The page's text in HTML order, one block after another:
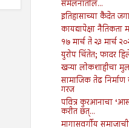
संमेलनातील...
इतिहासाच्या कैदेत
कायद्यापेक्षा नैतिकता
१७ मार्च ते २३ मार्च
युरोप चिंतेत; फादर
खऱ्या लोकशाहीचा
सामाजिक तेढ
गरज
पवित्र कुरआनाचा
करीत छत्...
मागासवर्गीय